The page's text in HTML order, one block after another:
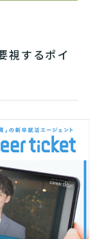
視するポイ